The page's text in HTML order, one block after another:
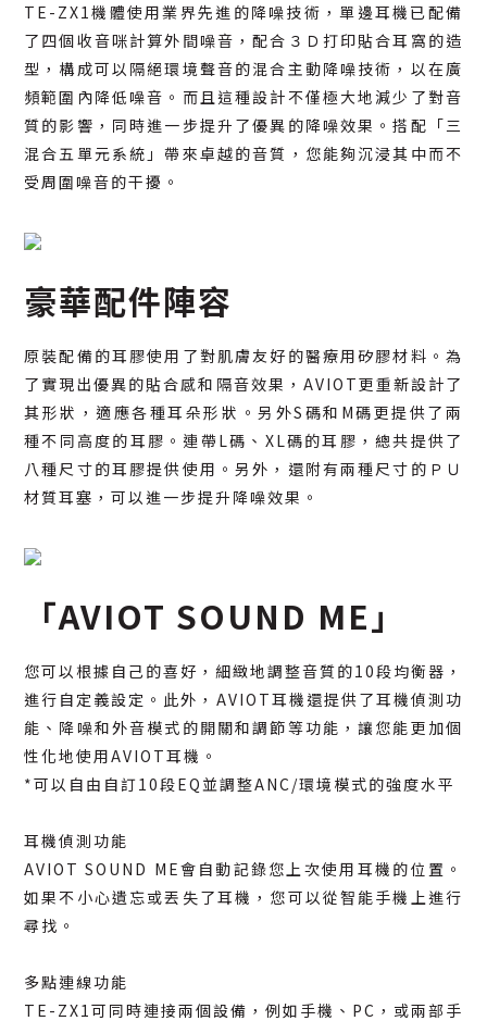
TE-ZX1機體使用業界先進的降噪技術，單邊耳機已配備
了四個收音咪計算外間噪音，配合３Ｄ打印貼合耳窩的造
型，構成可以隔絕環境聲音的混合主動降噪技術，以在廣
頻範圍內降低噪音。而且這種設計不僅極大地減少了對音
質的影響，同時進一步提升了優異的降噪效果。搭配「三
混合五單元系統」帶來卓越的音質，您能夠沉浸其中而不
受周圍噪音的干擾。
豪華配件陣容
原裝配備的耳膠使用了對肌膚友好的醫療用矽膠材料。為
了實現出優異的貼合感和隔音效果，AVIOT更重新設計了
其形狀，適應各種耳朵形狀。另外S碼和M碼更提供了兩
種不同高度的耳膠。連帶L碼、XL碼的耳膠，總共提供了
八種尺寸的耳膠提供使用。另外，還附有兩種尺寸的ＰＵ
材質耳塞，可以進一步提升降噪效果。
「AVIOT SOUND ME」
您可以根據自己的喜好，細緻地調整音質的10段均衡器，
進行自定義設定。此外，AVIOT耳機還提供了耳機偵測功
能、降噪和外音模式的開關和調節等功能，讓您能更加個
性化地使用AVIOT耳機。
*可以自由自訂10段EQ並調整ANC/環境模式的強度水平
耳機偵測功能
AVIOT SOUND ME會自動記錄您上次使用耳機的位置。
如果不小心遺忘或丟失了耳機，您可以從智能手機上進行
尋找。
多點連線功能
TE-ZX1可同時連接兩個設備，例如手機、PC，或兩部手